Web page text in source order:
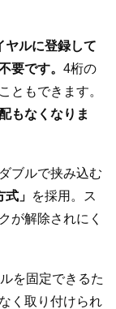
ヤルに登録して
要です。 4桁の
ともできます。
もなくなりま
ブルで挟み込む
」 を採用。ス
が解除されにく
を固定できるた
く取り付けられ